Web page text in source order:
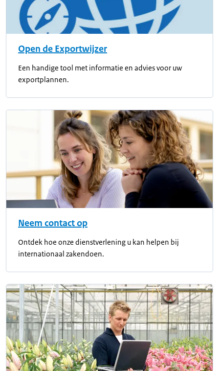
Open de Exportwijzer
Een handige tool met informatie en advies voor uw
exportplannen.
Neem contact op
Ontdek hoe onze dienstverlening u kan helpen bij
internationaal zakendoen.